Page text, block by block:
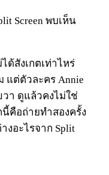
Screen พบเห็น
ด้สังเกตเท่าไหร่
แต่ตัวละคร Annie
า ดูแล้วคงไม่ใช่
คือถ่ายทำสองครั้ง
อะไรจาก Split